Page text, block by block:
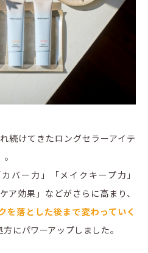
続けてきたロングセラーアイテ
バー力」「メイクキープ力」
ア効果」などがさらに高まり、
を落とした後まで変わっていく
にパワーアップしました。